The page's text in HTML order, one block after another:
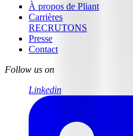
À propos de Pliant
Carrières
RECRUTONS
Presse
Contact
Follow us on
Linkedin